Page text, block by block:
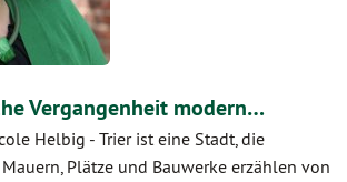
Vergangenheit modern…
Helbig - Trier ist eine Stadt, die
Plätze und Bauwerke erzählen von